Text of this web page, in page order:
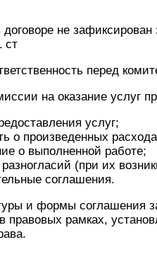
не зафиксирован
ст
перед
на оказание услуг
услуг;
о произведенных
о выполненной работе;
разногласий (при их
соглашения.
и формы соглашения
в правовых рамках,